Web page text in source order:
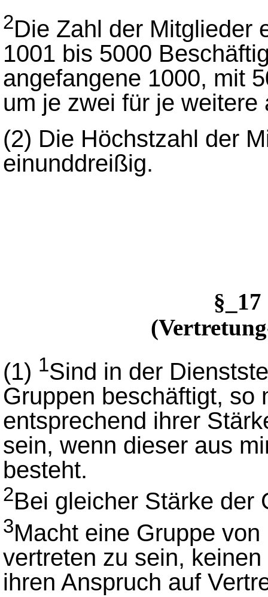
2Die Zahl der Mitglieder
1001 bis 5000
angefangene 1000, mit
um je zwei für je
(2) Die Höchstzahl der
einunddreißig.
(1) 1Sind in der
Gruppen beschäftigt, so
entsprechend ihrer
sein, wenn dieser aus
besteht.
2Bei gleicher Stärke der
3Macht eine Gruppe
vertreten zu sein,
ihren Anspruch auf